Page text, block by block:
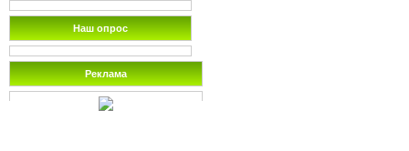
Наш опрос
Реклама